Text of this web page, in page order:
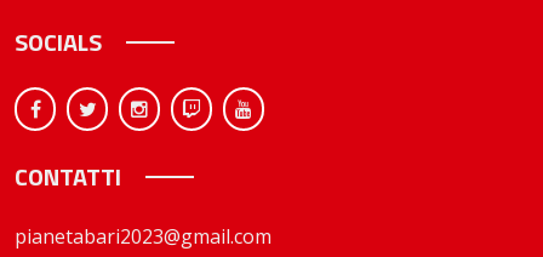
SOCIALS
CONTATTI
pianetabari2023@gmail.com